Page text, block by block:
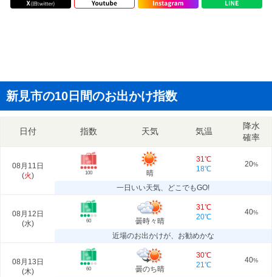
新見市の10日間のお出かけ指数
日付 指数 天気 気温
降水
確率
08月11日
(火) 100 晴
31℃
18℃
20%
一日いい天気、どこでもGO!
08月12日
(水) 60 曇時々晴
31℃
20℃
40%
近場のお出かけが、お勧めかな
08月13日
(木) 60 曇のち晴
30℃
21℃
40%